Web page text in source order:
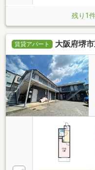
残り1
賃貸アパート 大阪府堺